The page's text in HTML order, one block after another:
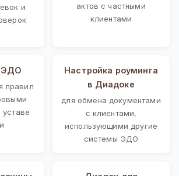
и
актов с частными
клиентами
ЭДО
правил
Настройка роуминга
в Диадоке
для обмена документами
с клиентами,
использующими другие
системы ЭДО